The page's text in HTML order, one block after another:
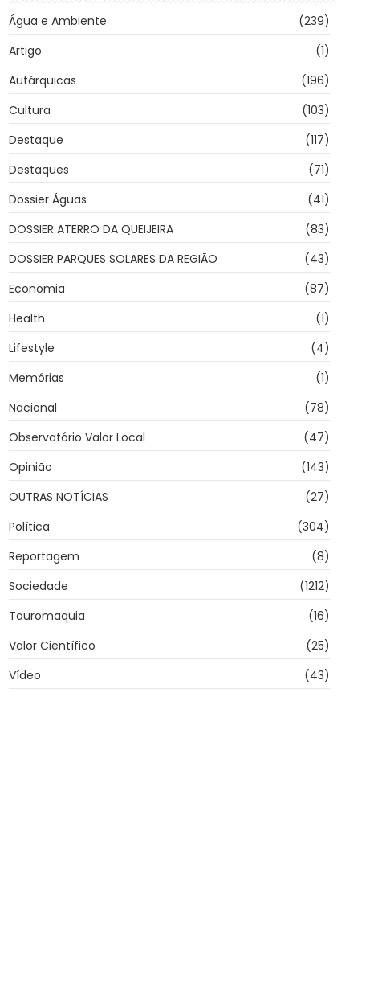
Água e Ambiente
(239)
Artigo
(1)
Autárquicas
(196)
Cultura
(103)
Destaque
(117)
Destaques
(71)
Dossier Águas
(41)
DOSSIER ATERRO DA QUEIJEIRA
(83)
DOSSIER PARQUES SOLARES DA REGIÃO
(43)
Economia
(87)
Health
(1)
Lifestyle
(4)
Memórias
(1)
Nacional
(78)
Observatório Valor Local
(47)
Opinião
(143)
OUTRAS NOTÍCIAS
(27)
Política
(304)
Reportagem
(8)
Sociedade
(1212)
Tauromaquia
(16)
Valor Científico
(25)
Vídeo
(43)